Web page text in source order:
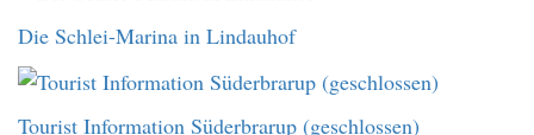
Die Schlei-Marina in Lindauhof
Tourist Information Süderbrarup (geschlossen)